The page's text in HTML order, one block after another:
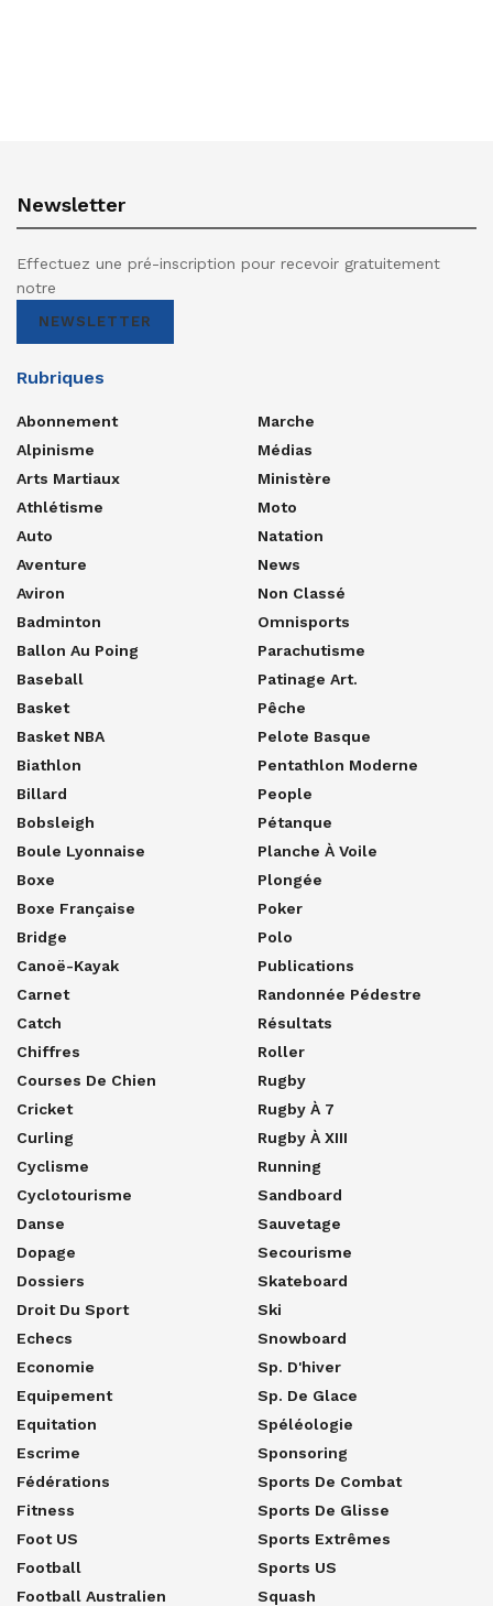
Newsletter
Effectuez une pré-inscription pour recevoir gratuitement
notre
NEWSLETTER
Rubriques
Abonnement
Alpinisme
Arts Martiaux
Athlétisme
Auto
Aventure
Aviron
Badminton
Ballon Au Poing
Baseball
Basket
Basket NBA
Biathlon
Billard
Bobsleigh
Boule Lyonnaise
Boxe
Boxe Française
Bridge
Canoë-Kayak
Carnet
Catch
Chiffres
Courses De Chien
Cricket
Curling
Cyclisme
Cyclotourisme
Danse
Dopage
Dossiers
Droit Du Sport
Echecs
Economie
Equipement
Equitation
Escrime
Fédérations
Fitness
Foot US
Football
Football Australien
Marche
Médias
Ministère
Moto
Natation
News
Non Classé
Omnisports
Parachutisme
Patinage Art.
Pêche
Pelote Basque
Pentathlon Moderne
People
Pétanque
Planche À Voile
Plongée
Poker
Polo
Publications
Randonnée Pédestre
Résultats
Roller
Rugby
Rugby À 7
Rugby À XIII
Running
Sandboard
Sauvetage
Secourisme
Skateboard
Ski
Snowboard
Sp. D'hiver
Sp. De Glace
Spéléologie
Sponsoring
Sports De Combat
Sports De Glisse
Sports Extrêmes
Sports US
Squash